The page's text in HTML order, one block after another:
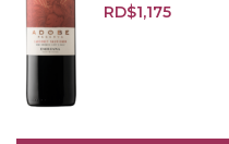
RD$1,175